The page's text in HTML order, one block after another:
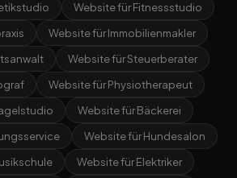
Website für Fitnessstudio
Website für Immobilienmakler
Website für Steuerberater
Website für Physiotherapeut
Website für Bäckerei
Website für Hundesalon
Website für Elektriker